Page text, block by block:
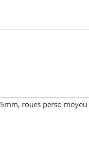
roues perso